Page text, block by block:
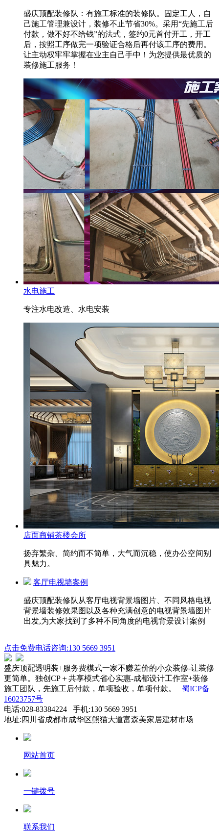
盛庆顶配装修队：有施工标准的装修队。固定工人，自
己施工管理兼设计，装修不止节省30%。采用“先施工后
付款，做不好不给钱”的法式，签约0元首付开工，开工
后，按照工序做完一项验证合格后再付该工序的费用。
让主动权牢牢掌握在业主自己手中！为您提供最优质的
装修施工服务！
水电施工
专注水电改造、水电安装
店面商铺茶楼会所
扬弃繁杂、简约而不简单，大气而沉稳，使办公空间别
具魅力。
客厅电视墙案例
盛庆顶配装修队从客厅电视背景墙图片、不同风格电视
背景墙装修效果图以及各种充满创意的电视背景墙图片
出发,为大家找到了多种不同角度的电视背景设计案例
点击免费电话咨询:130 5669 3951
盛庆顶配透明装+服务费模式一家不赚差价的小众装修-让装修
更简单。独创CP＋共享模式省心实惠-成都设计工作室+装修
施工团队，先施工后付款，单项验收，单项付款。 蜀ICP备
16023757号
电话:028-83384224 手机:130 5669 3951
地址:四川省成都市成华区熊猫大道富森美家居建材市场
网站首页
一键拨号
联系我们